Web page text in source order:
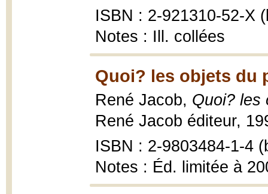
ISBN : 2-921310-52-X
Notes : Ill. collées
Quoi? les objets du
René Jacob, Quoi? les
René Jacob éditeur,
ISBN : 2-9803484-1-4
Notes : Éd. limitée à